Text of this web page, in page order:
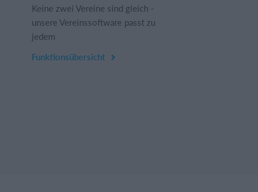
Keine zwei Vereine sind gleich -
unsere Vereinssoftware passt zu
jedem
Funktionsübersicht